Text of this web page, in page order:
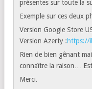
présentes sur toute la
Exemple sur ces deux
Version Google Store
Version Azerty :https://
Rien de bien gênant
connaître la raison…
Merci.